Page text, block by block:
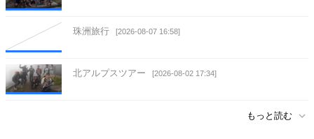
珠洲旅行 [2026-08-07 16:58]
北アルプスツアー [2026-08-02 17:34]
もっと読む